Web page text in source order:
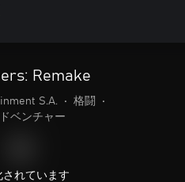
Remake
S.A. • 格闘
•
ベンチャー
れています